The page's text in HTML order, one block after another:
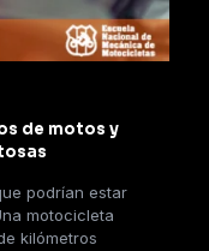
de motos y
podrían estar
motocicleta
kilómetros